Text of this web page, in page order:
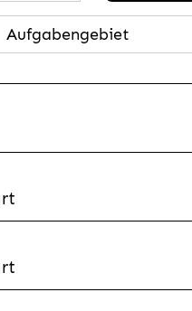
Aufgabengebiet